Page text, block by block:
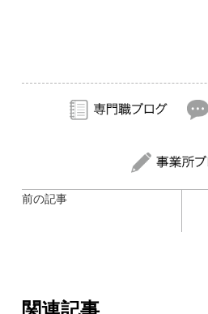
前の記事